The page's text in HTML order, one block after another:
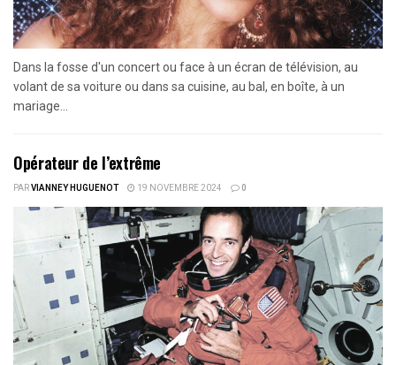
Dans la fosse d'un concert ou face à un écran de télévision, au
volant de sa voiture ou dans sa cuisine, au bal, en boîte, à un
mariage...
Opérateur de l’extrême
PARVIANNEY HUGUENOT 19 NOVEMBRE 2024 0